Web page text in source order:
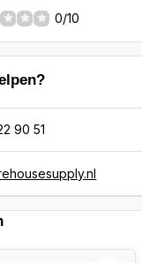
0/10
90 51